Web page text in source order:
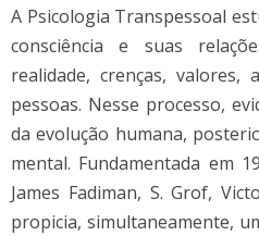
A Psicologia Transpessoal
consciência e suas
realidade, crenças, valores,
pessoas. Nesse processo,
da evolução humana,
mental. Fundamentada em
James Fadiman, S. Grof,
propicia, simultaneamente,